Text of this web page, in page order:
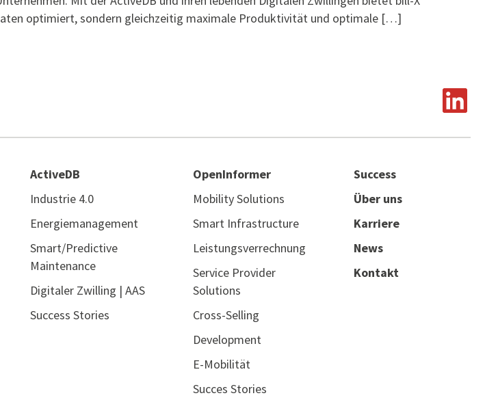
optimiert, sondern gleichzeitig maximale Produktivität und optimale […]
ActiveDB
Industrie 4.0
Energiemanagement
Smart/Predictive
Maintenance
Digitaler Zwilling | AAS
Success Stories
OpenInformer
Mobility Solutions
Smart Infrastructure
Leistungsverrechnung
Service Provider
Solutions
Cross-Selling
Development
E-Mobilität
Succes Stories
Success
Über uns
Karriere
News
Kontakt